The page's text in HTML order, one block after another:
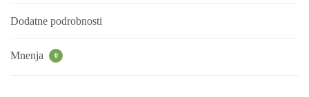
Dodatne podrobnosti
Mnenja 0